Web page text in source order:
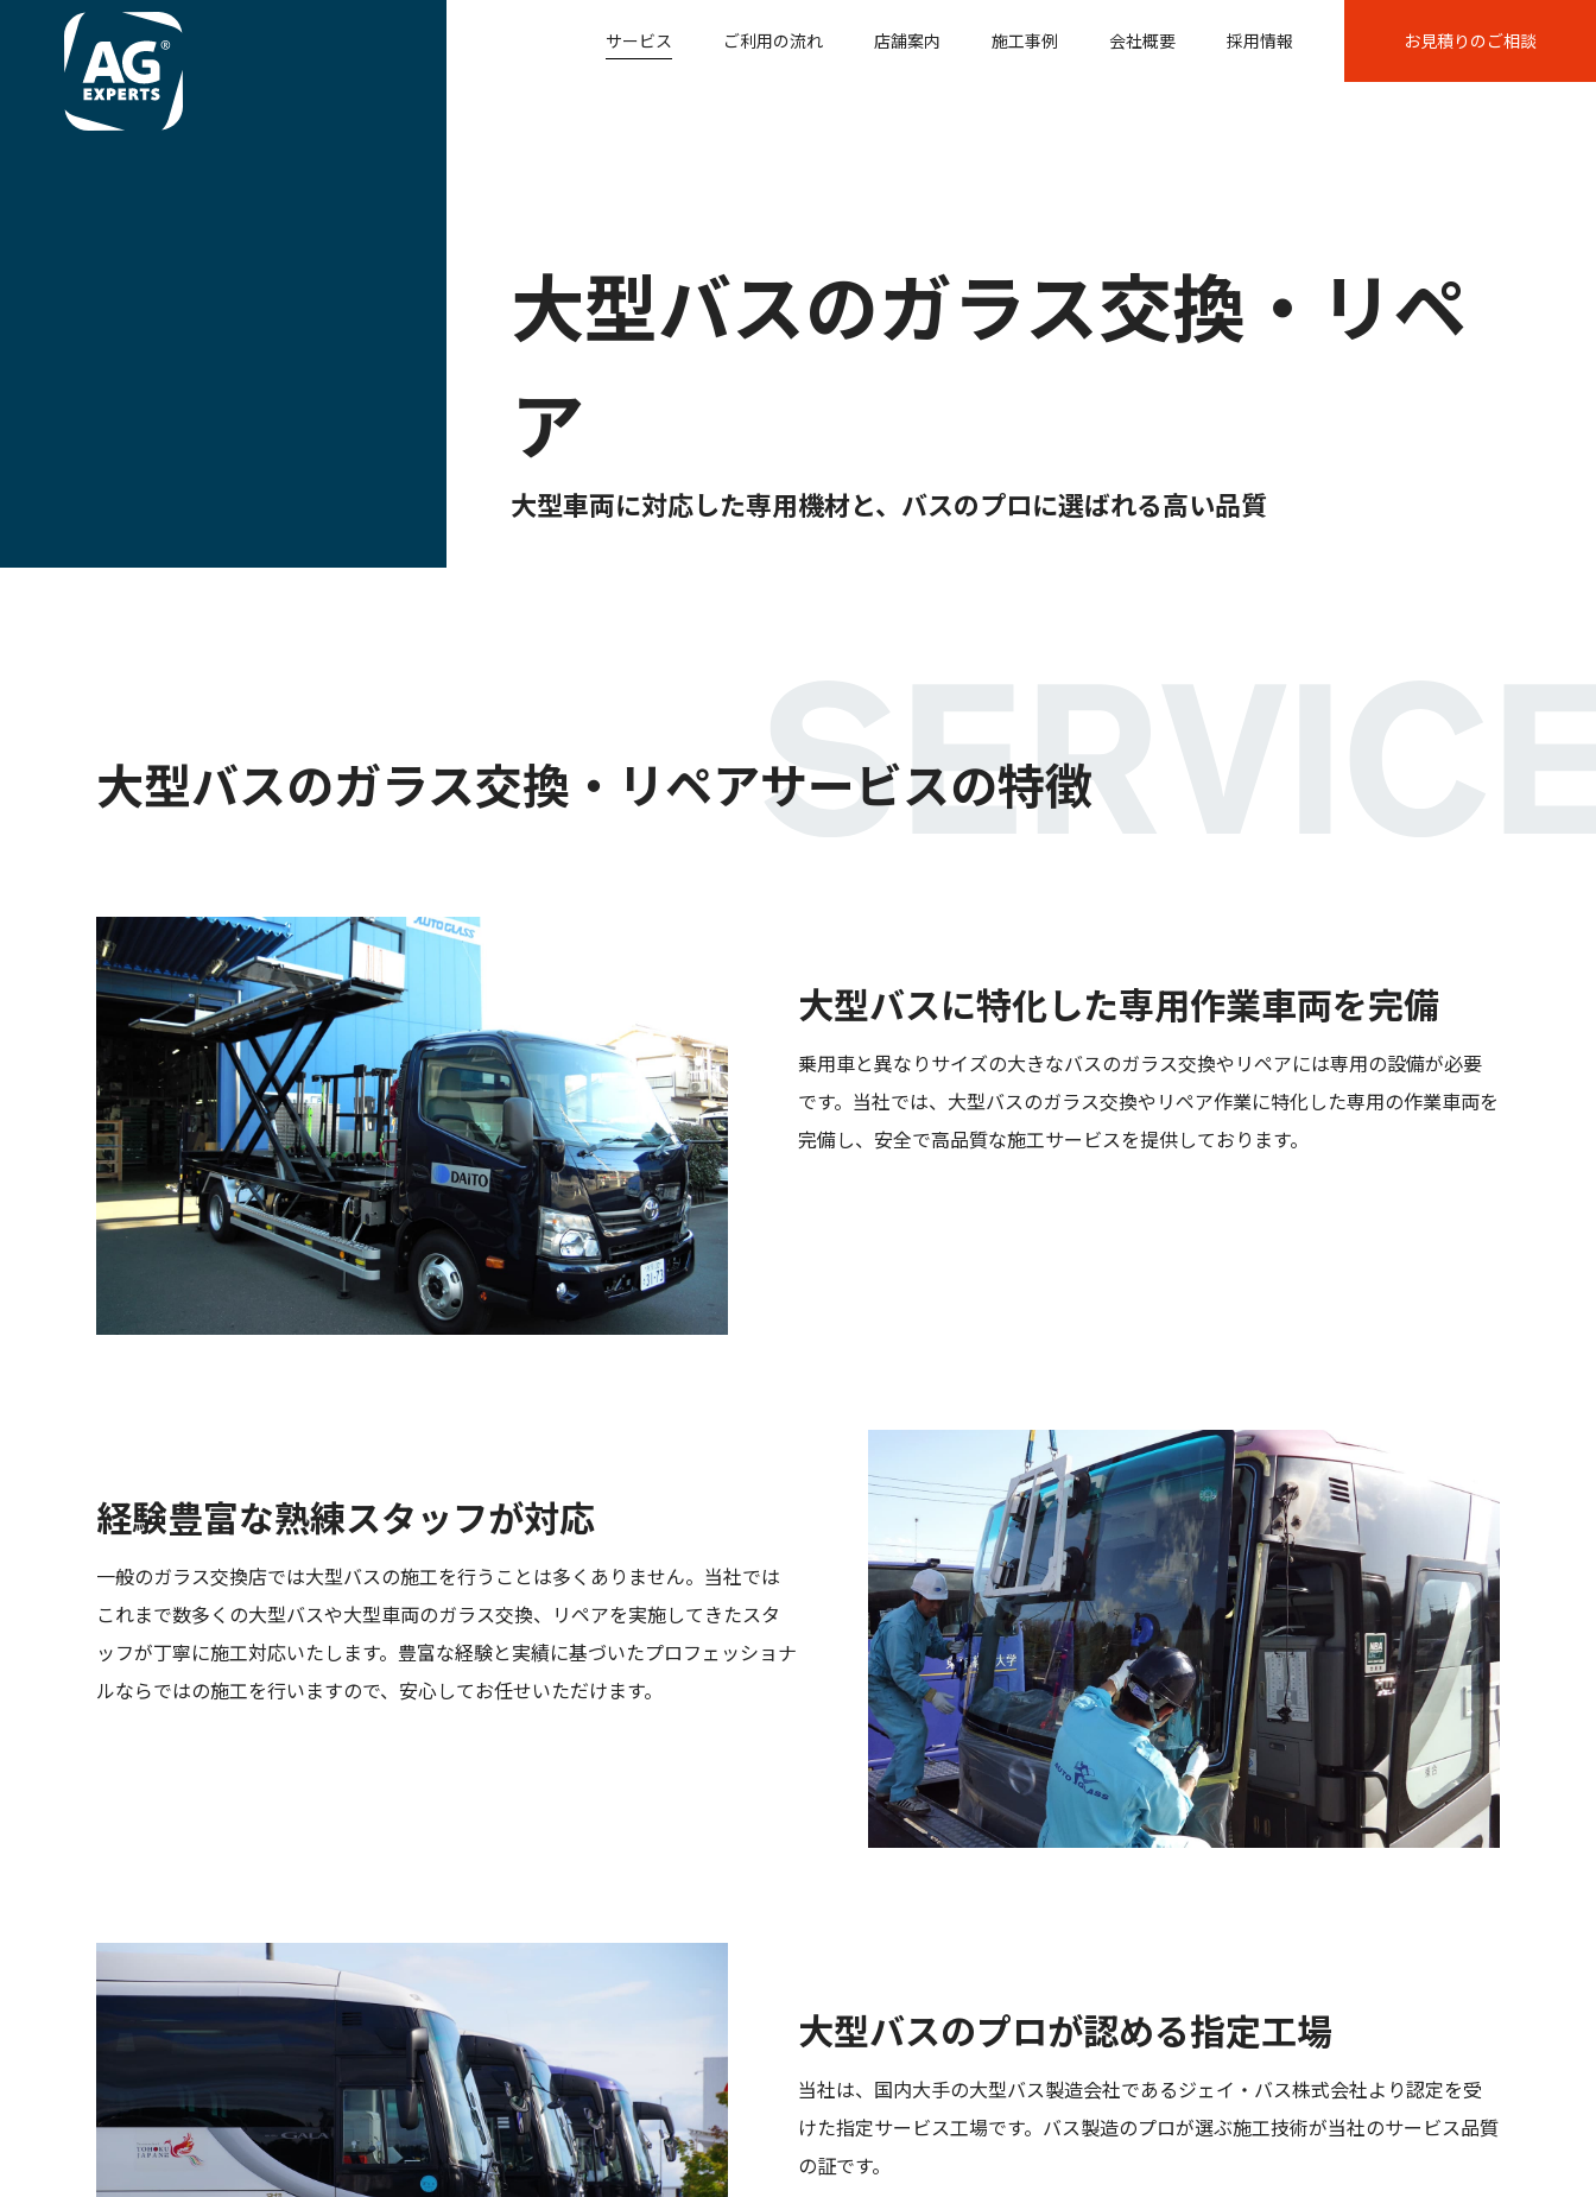
サービス ご利用の流れ 店舗案内 施工事例 会社概要 採用情報 お見積りのご相談
大型バスのガラス交換・リペ
ア
大型車両に対応した専用機材と、バスのプロに選ばれる高い品質
大型バスのガラス交換・リペアサービスの特徴
大型バスに特化した専用作業車両を完備
乗用車と異なりサイズの大きなバスのガラス交換やリペアには専用の設備が必要
です。当社では、大型バスのガラス交換やリペア作業に特化した専用の作業車両を
完備し、安全で高品質な施工サービスを提供しております。
経験豊富な熟練スタッフが対応
一般のガラス交換店では大型バスの施工を行うことは多くありません。当社では
これまで数多くの大型バスや大型車両のガラス交換、リペアを実施してきたスタ
ッフが丁寧に施工対応いたします。豊富な経験と実績に基づいたプロフェッショナ
ルならではの施工を行いますので、安心してお任せいただけます。
大型バスのプロが認める指定工場
当社は、国内大手の大型バス製造会社であるジェイ・バス株式会社より認定を受
けた指定サービス工場です。バス製造のプロが選ぶ施工技術が当社のサービス品質
の証です。